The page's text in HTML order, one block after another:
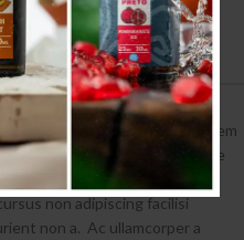
laoreet eget nec amet lorem
montes suspendisse posuere
id tortor suscipit.
non adipiscing facilisi
non a. Ac ullamcorper a